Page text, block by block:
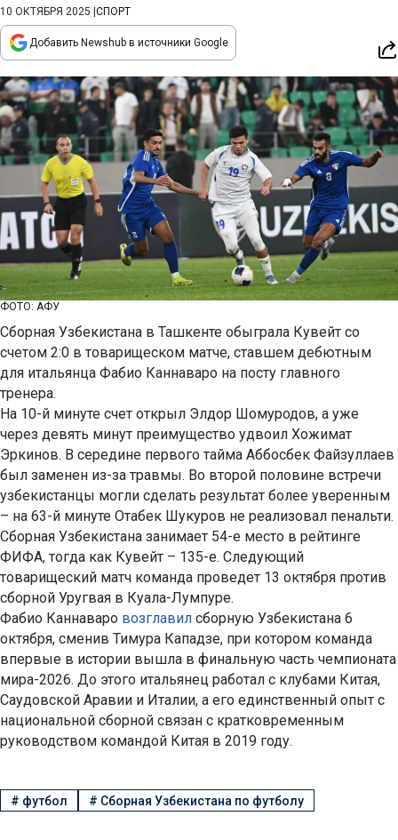
10 ОКТЯБРЯ 2025 СПОРТ
Добавить Newshub в источники Google
ФОТО: АФУ
Сборная Узбекистана в Ташкенте обыграла Кувейт со
счетом 2:0 в товарищеском матче, ставшем дебютным
для итальянца Фабио Каннаваро на посту главного
тренера.
На 10-й минуте счет открыл Элдор Шомуродов, а уже
через девять минут преимущество удвоил Хожимат
Эркинов. В середине первого тайма Аббосбек Файзуллаев
был заменен из-за травмы. Во второй половине встречи
узбекистанцы могли сделать результат более уверенным
– на 63-й минуте Отабек Шукуров не реализовал пенальти.
Сборная Узбекистана занимает 54-е место в рейтинге
ФИФА, тогда как Кувейт – 135-е. Следующий
товарищеский матч команда проведет 13 октября против
сборной Уругвая в Куала-Лумпуре.
Фабио Каннаваро возглавил сборную Узбекистана 6
октября, сменив Тимура Кападзе, при котором команда
впервые в истории вышла в финальную часть чемпионата
мира-2026. До этого итальянец работал с клубами Китая,
Саудовской Аравии и Италии, а его единственный опыт с
национальной сборной связан с кратковременным
руководством командой Китая в 2019 году.
# футбол # Сборная Узбекистана по футболу